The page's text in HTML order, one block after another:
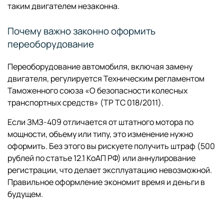
таким двигателем незаконна.
Почему важно законно оформить
переоборудование
Переоборудование автомобиля, включая замену
двигателя, регулируется Техническим регламентом
Таможенного союза «О безопасности колесных
транспортных средств» (ТР ТС 018/2011).
Если ЗМЗ-409 отличается от штатного мотора по
мощности, объему или типу, это изменение нужно
оформить. Без этого вы рискуете получить штраф (500
рублей по статье 12.1 КоАП РФ) или аннулирование
регистрации, что делает эксплуатацию невозможной.
Правильное оформление экономит время и деньги в
будущем.